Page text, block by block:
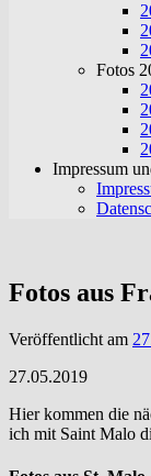
Fotos
Impressum
Fotos aus
Veröffentlicht am
27.05.2019
Hier kommen die
ich mit Saint Malo